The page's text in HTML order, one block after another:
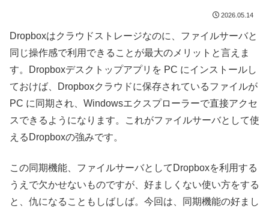
2026.05.14
Dropboxはクラウドストレージなのに、ファイルサーバと
同じ操作感で利用できることが最大のメリットと言えま
す。Dropboxデスクトップアプリを PC にインストールし
ておけば、Dropboxクラウドに保存されているファイルが
PC に同期され、Windowsエクスプローラーで直接アクセ
スできるようになります。これがファイルサーバとして使
えるDropboxの強みです。
この同期機能、ファイルサーバとしてDropboxを利用する
うえで欠かせないものですが、好ましくない使い方をする
と、仇になることもしばしば。今回は、同期機能の好まし